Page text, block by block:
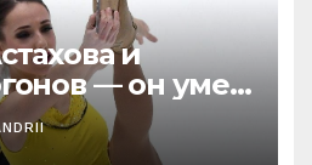
и
— он умер
Как
жизнь!